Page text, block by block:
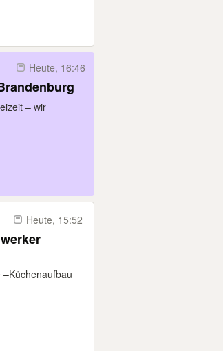
Heute, 16:46
– wir
Heute, 15:52